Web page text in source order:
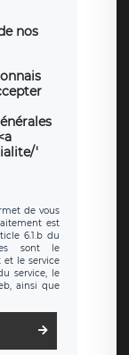
nos
'
de vous
est
6.1.b du
sont le
et le service
service, le
ainsi que
formulaire
par
clauses de
collectées
sollicite la